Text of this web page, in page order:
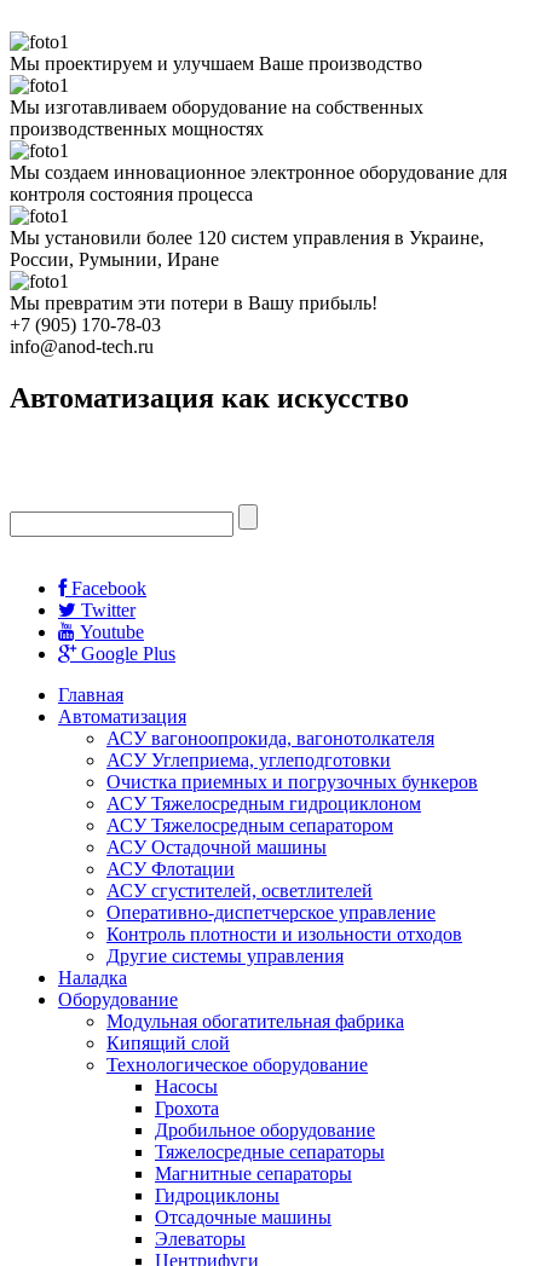
Мы проектируем и улучшаем Ваше производство
Мы изготавливаем оборудование на собственных
производственных мощностях
Мы создаем инновационное электронное оборудование для
контроля состояния процесса
Мы установили более 120 систем управления в Украине,
России, Румынии, Иране
Мы превратим эти потери в Вашу прибыль!
+7 (905) 170-78-03
info@anod-tech.ru
Автоматизация как искусство
Facebook
Twitter
Youtube
Google Plus
Главная
Автоматизация
АСУ вагоноопрокида, вагонотолкателя
АСУ Углеприема, углеподготовки
Очистка приемных и погрузочных бункеров
АСУ Тяжелосредным гидроциклоном
АСУ Тяжелосредным сепаратором
АСУ Остадочной машины
АСУ Флотации
АСУ сгустителей, осветлителей
Оперативно-диспетчерское управление
Контроль плотности и изольности отходов
Другие системы управления
Наладка
Оборудование
Модульная обогатительная фабрика
Кипящий слой
Технологическое оборудование
Насoсы
Грохота
Дробильное оборудование
Тяжелосредные сепараторы
Магнитные сепараторы
Гидроциклоны
Отсадочные машины
Элеваторы
Центрифуги